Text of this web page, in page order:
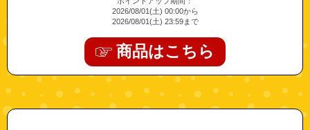
2026/08/01(土) 00:00から
2026/08/01(土) 23:59まで
商品はこちら
"154136245"